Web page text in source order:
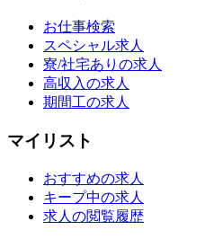
お仕事検索
スペシャル求人
寮/社宅ありの求人
高収入の求人
期間工の求人
マイリスト
おすすめの求人
キープ中の求人
求人の閲覧履歴